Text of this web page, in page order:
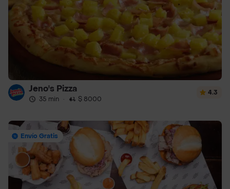
Jeno's Pizza
35 min · $ 8000
4.3
Envío Gratis